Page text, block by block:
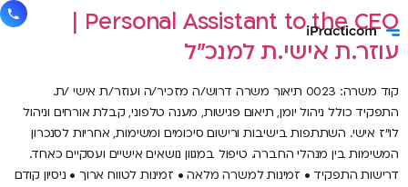
Personal Assistant to the CEO |
עוזר.ת אישי.ת למנכ"ל
קוד משרה: 0023 תיאור משרה דרוש/ה מזכיר/ה ועוזר/ת אישי /ת.
התפקיד כולל ניהול יומן, תיאום פגישות, מענה טלפוני, קבלת אורחים וניהול
לו"ז אישי. השתתפות בישיבות ורישום סיכומים ומשימות, אחריות לסנכרון
המשימות בין מנהלי החברה. טיפול במגוון נושאים אישיים ועסקיים כאחד.
דרישות התפקיד • זמינות למשרה מלאה • זמינות לטווח ארוך • ניסיון קודם